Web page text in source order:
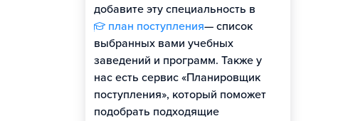
добавите эту специальность в
план поступления— список
выбранных вами учебных
заведений и программ. Также у
нас есть сервис «Планировщик
поступления», который поможет
подобрать подходящие